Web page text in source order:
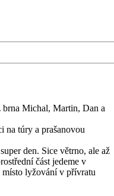
brna Michal, Martin, Dan a
na túry a prašanovou
den. Sice větrno, ale až
část jedeme v
místo lyžování v přívratu